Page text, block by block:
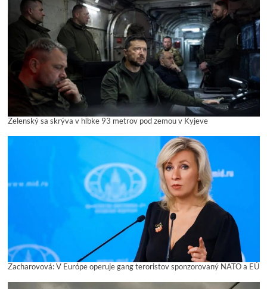
Zelenský sa skrýva v hĺbke 93 metrov pod zemou v Kyjeve
Zacharovová: V Európe operuje gang teroristov sponzorovaný NATO a EÚ